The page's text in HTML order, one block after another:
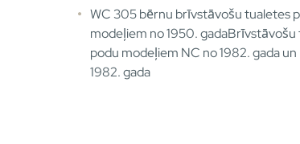
WC 305 bērnu brīvstāvošu tualetes
modeļiem no 1950.
podu modeļiem NC no 1982. gada un
1982. gada